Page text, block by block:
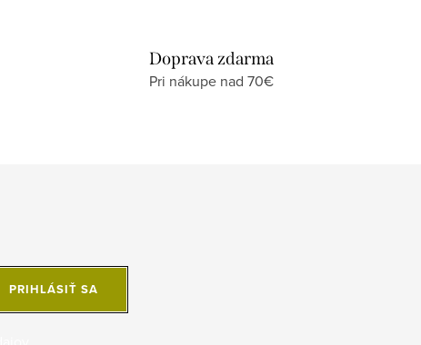
Doprava zdarma
Pri nákupe nad 70€
PRIHLÁSIŤ SA